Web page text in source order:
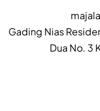
Gading Nias
Dua No. 3